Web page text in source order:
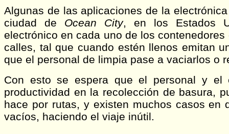
Algunas de las aplicaciones de la
ciudad de Ocean City, en los Estados
electrónico en cada uno de los
calles, tal que cuando estén llenos emitan
que el personal de limpia pase a vaciarlos o
Con esto se espera que el personal y el
productividad en la recolección de basura,
hace por rutas, y existen muchos casos en
vacíos, haciendo el viaje inútil.